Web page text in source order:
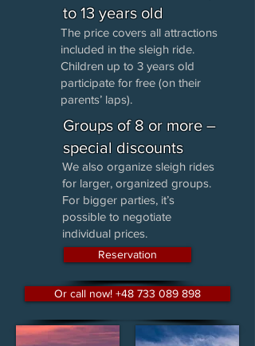
to 13 years old
The price covers all attractions
included in the sleigh ride.
Children up to 3 years old
participate for free (on their
parents’ laps).
Groups of 8 or more –
special discounts
We also organize sleigh rides
for larger, organized groups.
For bigger parties, it’s
possible to negotiate
individual prices.
Reservation
Or call now! +48 733 089 898